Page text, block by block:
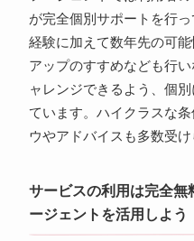
が完全個別サポートを行
経験に加えて数年先の可
アップのすすめなども行
ャレンジできるよう、個
ています。ハイクラスな
ウやアドバイスも多数受け
サービスの利用は完全無
ージェントを活用しよう